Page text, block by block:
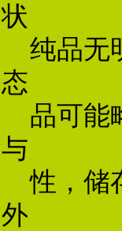
状
态
与
外
纯品无
品可能
性，储